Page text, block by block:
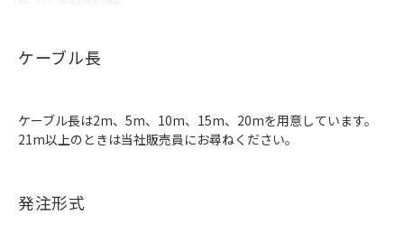
ケーブル長
ケーブル長は2m、5m、10m、15m、20mを用意しています。
21m以上のときは当社販売員にお尋ねください。
発注形式